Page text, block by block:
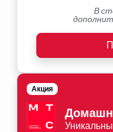
В
Акция